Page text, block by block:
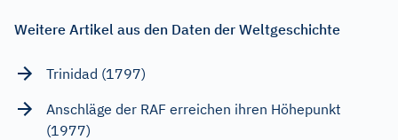
Weitere Artikel aus den Daten der Weltgeschichte
Trinidad (1797)
Anschläge der RAF erreichen ihren Höhepunkt
(1977)